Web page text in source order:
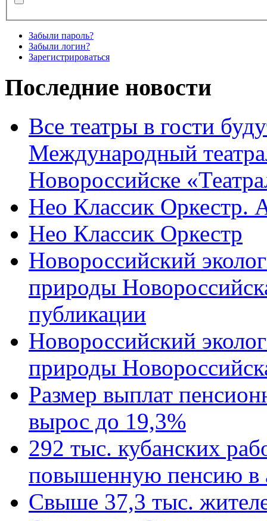
Забыли пароль?
Забыли логин?
Зарегистрироваться
Последние новости
Все театры в гости
Международный
Новороссийске
Нео Классик Оркестр.
Нео Классик Оркестр
Новороссийский
природы
публикации
Новороссийский
природы
Размер выплат
вырос до 19,3%
292 тыс. кубанских
повышенную пенсию в
Свыше 37,3 тыс.